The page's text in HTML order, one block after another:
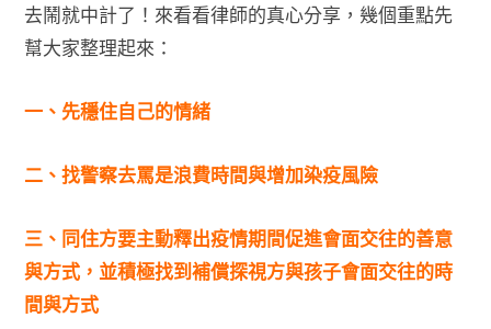
去鬧就中計了！來看看律師的真心分享，幾個重點先
幫大家整理起來：
一、先穩住自己的情緒
二、找警察去罵是浪費時間與增加染疫風險
三、同住方要主動釋出疫情期間促進會面交往的善意
與方式，並積極找到補償探視方與孩子會面交往的時
間與方式